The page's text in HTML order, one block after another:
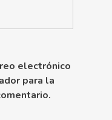
electrónico
para la